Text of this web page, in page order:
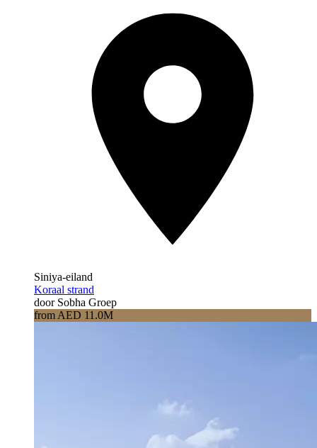
Siniya-eiland
Koraal strand
door Sobha Groep
from AED 11.0M